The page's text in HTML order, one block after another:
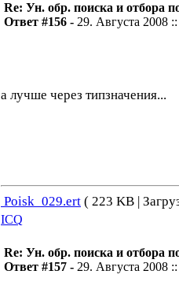
Re: Ун. обр. поиска и отбора
Ответ #156 - 29. Августа 2008
а лучше через типзначения...
Poisk_029.ert ( 223 KB |
ICQ
Re: Ун. обр. поиска и отбора
Ответ #157 - 29. Августа 2008